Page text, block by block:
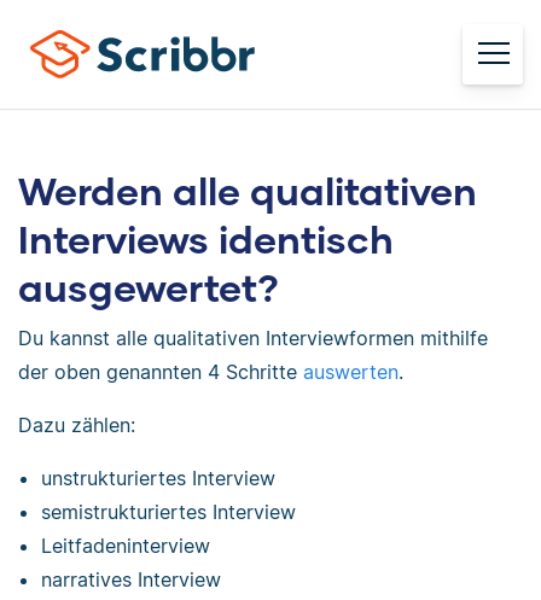
Werden alle qualitativen
Interviews identisch
ausgewertet?
Du kannst alle qualitativen Interviewformen mithilfe
der oben genannten 4 Schritte auswerten.
Dazu zählen:
unstrukturiertes Interview
semistrukturiertes Interview
Leitfadeninterview
narratives Interview